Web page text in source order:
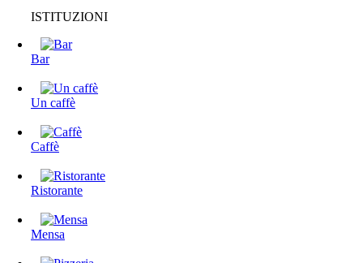
ISTITUZIONI
Bar
Un caffè
Caffè
Ristorante
Mensa